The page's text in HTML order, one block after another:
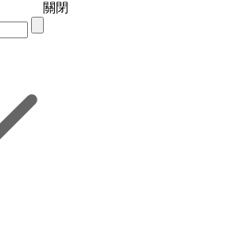
關閉